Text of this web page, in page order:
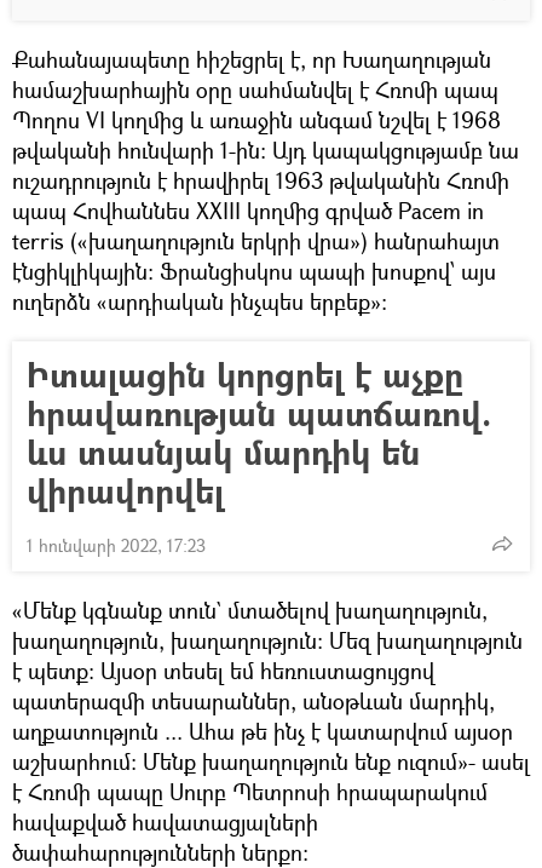
Քահանայապետը հիշեցրել է, որ Խաղաղության
համաշխարհային օրը սահմանվել է Հռոմի պապ
Պողոս VI կողմից և առաջին անգամ նշվել է 1968
թվականի հունվարի 1-ին: Այդ կապակցությամբ նա
ուշադրություն է հրավիրել 1963 թվականին Հռոմի
պապ Հովհաննես XXIII կողմից գրված Pacem in
terris («խաղաղություն երկրի վրա») հանրահայտ
էնցիկլիկային։ Ֆրանցիսկոս պապի խոսքով՝ այս
ուղերձն «արդիական ինչպես երբեք»:
Իտալացին կորցրել է աչքը
հրավառության պատճառով.
ևս տասնյակ մարդիկ են
վիրավորվել
1 հունվարի 2022, 17:23
«Մենք կգնանք տուն` մտածելով խաղաղություն,
խաղաղություն, խաղաղություն։ Մեզ խաղաղություն
է պետք։ Այսօր տեսել եմ հեռուստացույցով
պատերազմի տեսարաններ, անօթևան մարդիկ,
աղքատություն ... Ահա թե ինչ է կատարվում այսօր
աշխարհում: Մենք խաղաղություն ենք ուզում»- ասել
է Հռոմի պապը Սուրբ Պետրոսի հրապարակում
հավաքված հավատացյալների
ծափահարությունների ներքո։